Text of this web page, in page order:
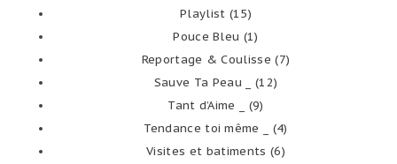
Playlist (15)
Pouce Bleu (1)
Reportage & Coulisse (7)
Sauve Ta Peau _
(12)
Tant d’Aime _
(9)
Tendance toi même _
(4)
Visites et batiments (6)